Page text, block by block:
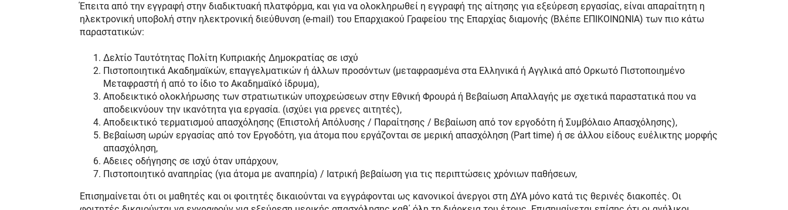
Έπειτα από την εγγραφή στην διαδικτυακή πλατφόρμα, και για να ολοκληρωθεί η εγγραφή της αίτησης για εξεύρεση εργασίας, είναι απαραίτητη η
ηλεκτρονική υποβολή στην ηλεκτρονική διεύθυνση (e-mail) του Επαρχιακού Γραφείου της Επαρχίας διαμονής (Βλέπε ΕΠΙΚΟΙΝΩΝΙΑ) των πιο κάτω
παραστατικών:
Δελτίο Ταυτότητας Πολίτη Κυπριακής Δημοκρατίας σε ισχύ
Πιστοποιητικά Ακαδημαϊκών, επαγγελματικών ή άλλων προσόντων (μεταφρασμένα στα Ελληνικά ή Αγγλικά από Ορκωτό Πιστοποιημένο
Μεταφραστή ή από το ίδιο το Ακαδημαϊκό ίδρυμα),
Αποδεικτικό ολοκλήρωσης των στρατιωτικών υποχρεώσεων στην Εθνική Φρουρά ή Βεβαίωση Απαλλαγής με σχετικά παραστατικά που να
αποδεικνύουν την ικανότητα για εργασία. (ισχύει για ρρενες αιτητές),
Αποδεικτικό τερματισμού απασχόλησης (Επιστολή Απόλυσης / Παραίτησης / Βεβαίωση από τον εργοδότη ή Συμβόλαιο Απασχόλησης),
Βεβαίωση ωρών εργασίας από τον Εργοδότη, για άτομα που εργάζονται σε μερική απασχόληση (Part time) ή σε άλλου είδους ευέλικτης μορφής
απασχόληση,
Αδειες οδήγησης σε ισχύ όταν υπάρχουν,
Πιστοποιητικό αναπηρίας (για άτομα με αναπηρία) / Ιατρική βεβαίωση για τις περιπτώσεις χρόνιων παθήσεων,
Επισημαίνεται ότι οι μαθητές και οι φοιτητές δικαιούνται να εγγράφονται ως κανονικοί άνεργοι στη ΔΥΑ μόνο κατά τις θερινές διακοπές. Οι